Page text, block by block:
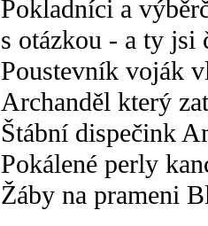
Pokladníci a
s otázkou - a ty jsi
Poustevník voják
Archanděl který
Štábní dispečink
Pokálené perly
Žáby na prameni